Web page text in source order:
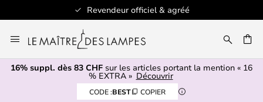
Revendeur officiel & agréé
au
contenu
16% suppl. dès 83 CHF sur les articles portant la mention « 16
% EXTRA » Découvrir
CODE :BEST COPIER